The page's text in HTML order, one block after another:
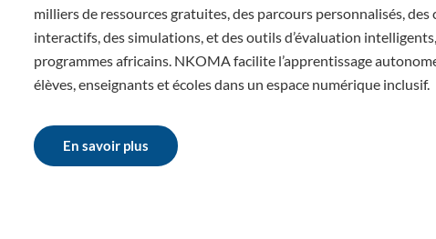
milliers de ressources gratuites, des parcours personnalisés, des
interactifs, des simulations, et des outils d’évaluation
programmes africains. NKOMA facilite l’apprentissage
élèves, enseignants et écoles dans un espace numérique inclusif.
En savoir plus